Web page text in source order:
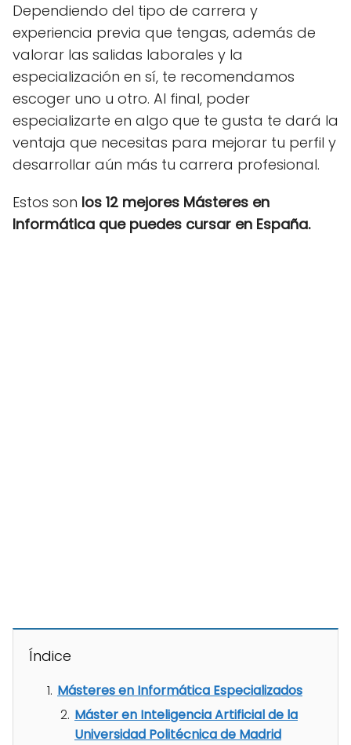
Dependiendo del tipo de carrera y
experiencia previa que tengas, además de
valorar las salidas laborales y la
especialización en sí, te recomendamos
escoger uno u otro. Al final, poder
especializarte en algo que te gusta te dará la
ventaja que necesitas para mejorar tu perfil y
desarrollar aún más tu carrera profesional.
Estos son los 12 mejores Másteres en
Informática que puedes cursar en España.
Índice
Másteres en Informática Especializados
Máster en Inteligencia Artificial de la
Universidad Politécnica de Madrid